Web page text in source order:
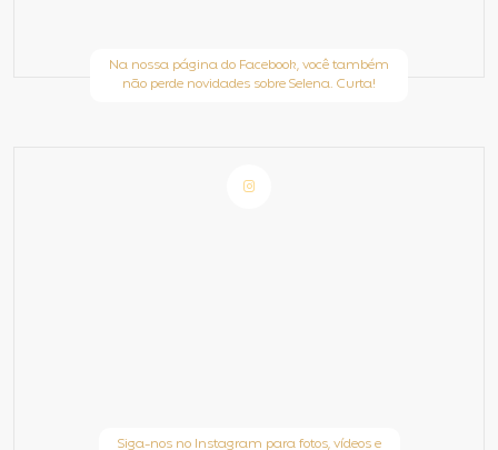
Na nossa página do Facebook, você também
não perde novidades sobre Selena. Curta!
Siga-nos no Instagram para fotos, vídeos e